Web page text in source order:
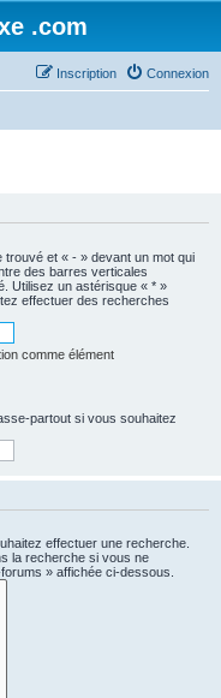
.com
Connexion
Inscription
et « - » devant un mot qui
des barres verticales
Utilisez un astérisque « * »
effectuer des recherches
comme élément
partout si vous souhaitez
effectuer une recherche.
la recherche si vous ne
» affichée ci-dessous.